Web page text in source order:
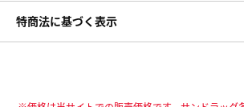
特商法に基づく表示